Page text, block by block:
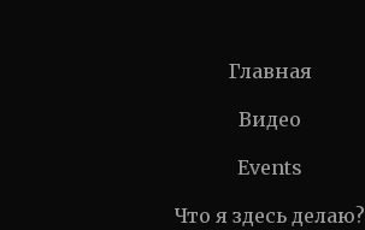
Главная
Видео
Events
Что я здесь делаю?